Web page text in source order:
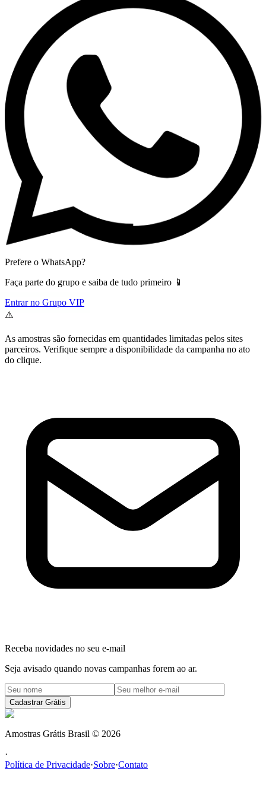
Prefere o WhatsApp?
Faça parte do grupo e saiba de tudo primeiro 📱
Entrar no Grupo VIP
⚠️
As amostras são fornecidas em quantidades limitadas pelos sites
parceiros. Verifique sempre a disponibilidade da campanha no ato
do clique.
Receba novidades no seu e-mail
Seja avisado quando novas campanhas forem ao ar.
Cadastrar Grátis
Amostras Grátis Brasil © 2026
·
Política de Privacidade·Sobre·Contato